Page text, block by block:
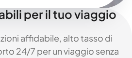
per il tuo viaggio
affidabile, alto tasso di
24/7 per un viaggio senza